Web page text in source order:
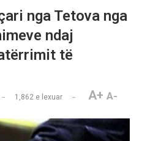
nga Tetova nga
ndaj
të
1,862 e lexuar A+ A-